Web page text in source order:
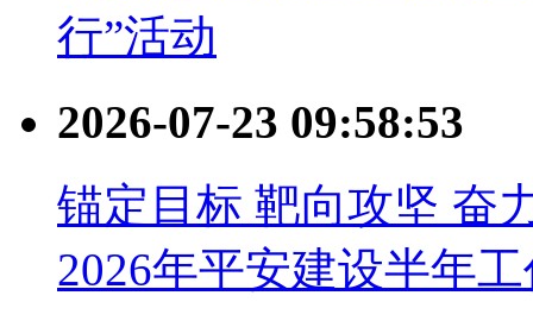
行”活动
2026-07-23 09:58:53
锚定目标 靶向攻坚
2026年平安建设半年